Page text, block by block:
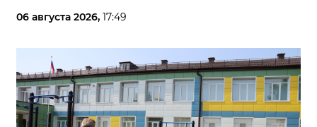
06 августа 2026, 17:49